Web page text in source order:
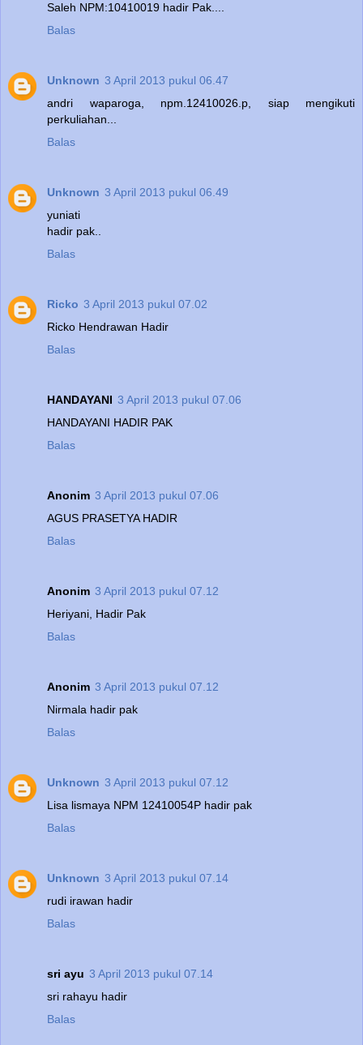
Saleh NPM:10410019 hadir Pak....
Balas
Unknown 3 April 2013 pukul 06.47
andri waparoga, npm.12410026.p, siap mengikuti
perkuliahan...
Balas
Unknown 3 April 2013 pukul 06.49
yuniati
hadir pak..
Balas
Ricko 3 April 2013 pukul 07.02
Ricko Hendrawan Hadir
Balas
HANDAYANI 3 April 2013 pukul 07.06
HANDAYANI HADIR PAK
Balas
Anonim 3 April 2013 pukul 07.06
AGUS PRASETYA HADIR
Balas
Anonim 3 April 2013 pukul 07.12
Heriyani, Hadir Pak
Balas
Anonim 3 April 2013 pukul 07.12
Nirmala hadir pak
Balas
Unknown 3 April 2013 pukul 07.12
Lisa lismaya NPM 12410054P hadir pak
Balas
Unknown 3 April 2013 pukul 07.14
rudi irawan hadir
Balas
sri ayu 3 April 2013 pukul 07.14
sri rahayu hadir
Balas